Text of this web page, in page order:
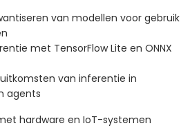
van modellen voor gebruik
met TensorFlow Lite en ONNX
van inferentie in
agents
hardware en IoT-systemen